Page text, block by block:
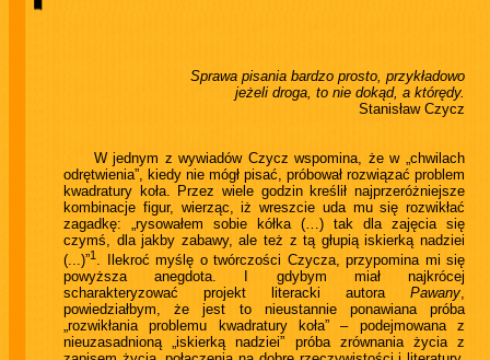
Sprawa pisania bardzo prosto, przykładowo
jeżeli droga, to nie dokąd, a którędy.
Stanisław Czycz
W jednym z wywiadów Czycz wspomina, że w „chwilach
odrętwienia”, kiedy nie mógł pisać, próbował rozwiązać problem
kwadratury koła. Przez wiele godzin kreślił najprzeróżniejsze
kombinacje figur, wierząc, iż wreszcie uda mu się rozwikłać
zagadkę: „rysowałem sobie kółka (…) tak dla zajęcia się
czymś, dla jakby zabawy, ale też z tą głupią iskierką nadziei
(...)”1 . Ilekroć myślę o twórczości Czycza, przypomina mi się
powyższa anegdota. I gdybym miał najkrócej
scharakteryzować projekt literacki autora Pawany,
powiedziałbym, że jest to nieustannie ponawiana próba
„rozwikłania problemu kwadratury koła” – podejmowana z
nieuzasadnioną „iskierką nadziei” próba zrównania życia z